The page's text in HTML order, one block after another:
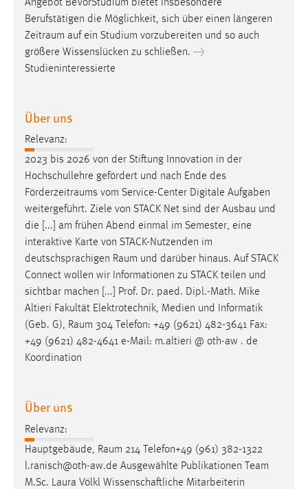
Angebot BeVorStudium bietet insbesondere
Berufstätigen die Möglichkeit, sich über einen längeren
Zeitraum auf ein Studium vorzubereiten und so auch
größere Wissenslücken zu schließen. →
Studieninteressierte
Über uns
Relevanz:
2023 bis 2026 von der Stiftung Innovation in der
Hochschullehre gefördert und nach Ende des
Förderzeitraums vom Service-Center Digitale Aufgaben
weitergeführt. Ziele von STACK Net sind der Ausbau und
die [...] am frühen Abend einmal im Semester, eine
interaktive Karte von STACK-Nutzenden im
deutschsprachigen Raum und darüber hinaus. Auf STACK
Connect wollen wir Informationen zu STACK teilen und
sichtbar machen [...] Prof. Dr. paed. Dipl.-Math. Mike
Altieri Fakultät Elektrotechnik, Medien und Informatik
(Geb. G), Raum 304 Telefon: +49 (9621) 482-3641 Fax:
+49 (9621) 482-4641 e-Mail: m.altieri @ oth-aw . de
Koordination
Über uns
Relevanz:
Hauptgebäude, Raum 214 Telefon+49 (961) 382-1322
l.ranisch@oth-aw.de Ausgewählte Publikationen Team
M.Sc. Laura Völkl Wissenschaftliche Mitarbeiterin
Performance
Zweck:
gespeichert, ob man eingeloggt ist.
Sprachpräferenz
Name:
site-language-preference
Zweck:
Das Cookie speichert die gewählte Sprache der Website.
Cookie Laufzeit:
30 Tage
Chat
chat-frame-style-5e9dbeb1811c0446
Zweck:
Wird benötigt um die Chatfunktion nutzen zu können.
Cookie Laufzeit: